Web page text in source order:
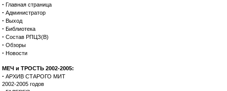
· Главная страница
· Администратор
· Выход
· Библиотека
· Состав РПЦЗ(В)
· Обзоры
· Новости
МЕЧ и ТРОСТЬ 2002-2005:
· АРХИВ СТАРОГО МИТ
2002-2005 годов